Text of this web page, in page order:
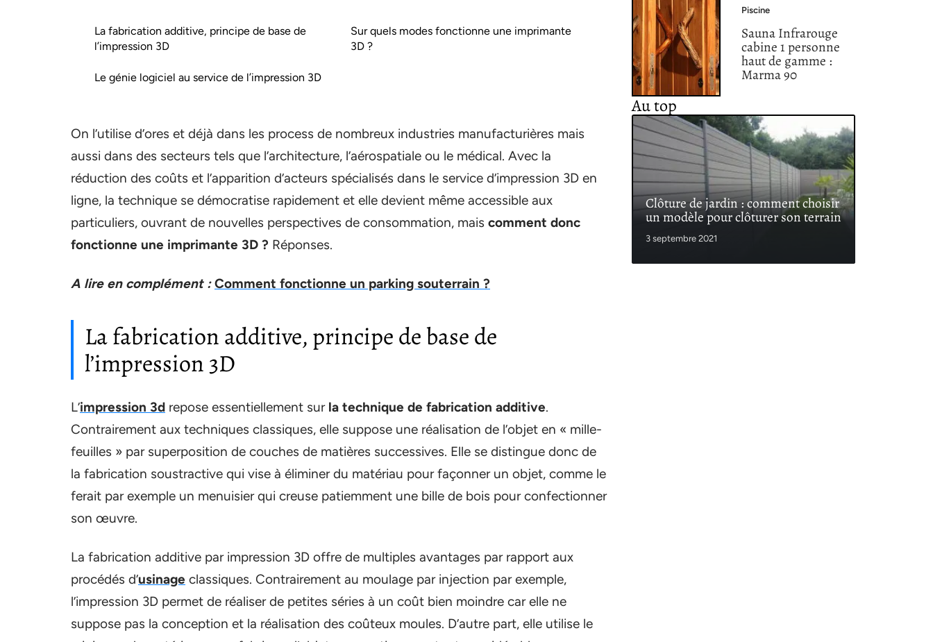
La fabrication additive, principe de base de
l’impression 3D
Le génie logiciel au service de l’impression 3D
Sur quels modes fonctionne une imprimante
3D ?
On l’utilise d’ores et déjà dans les process de nombreux industries manufacturières mais
aussi dans des secteurs tels que l’architecture, l’aérospatiale ou le médical. Avec la
réduction des coûts et l’apparition d’acteurs spécialisés dans le service d’impression 3D en
ligne, la technique se démocratise rapidement et elle devient même accessible aux
particuliers, ouvrant de nouvelles perspectives de consommation, mais comment donc
fonctionne une imprimante 3D ? Réponses.
A lire en complément : Comment fonctionne un parking souterrain ?
La fabrication additive, principe de base de
l’impression 3D
L’impression 3d repose essentiellement sur la technique de fabrication additive.
Contrairement aux techniques classiques, elle suppose une réalisation de l’objet en « mille-
feuilles » par superposition de couches de matières successives. Elle se distingue donc de
la fabrication soustractive qui vise à éliminer du matériau pour façonner un objet, comme le
ferait par exemple un menuisier qui creuse patiemment une bille de bois pour confectionner
son œuvre.
La fabrication additive par impression 3D offre de multiples avantages par rapport aux
procédés d’usinage classiques. Contrairement au moulage par injection par exemple,
l’impression 3D permet de réaliser de petites séries à un coût bien moindre car elle ne
suppose pas la conception et la réalisation des coûteux moules. D’autre part, elle utilise le
Piscine
Sauna Infrarouge
cabine 1 personne
haut de gamme :
Marma 90
Au top
Clôture de jardin : comment choisir
un modèle pour clôturer son terrain
3 septembre 2021